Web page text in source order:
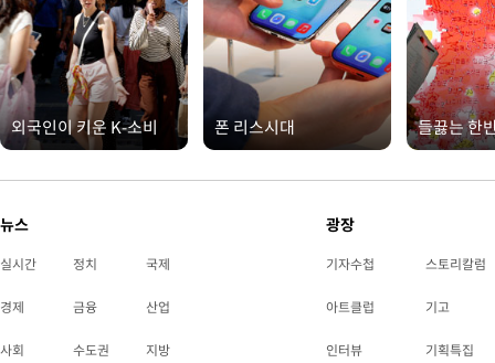
외국인이 키운 K-소비 폰 리스시대 들끓는 한
뉴스
실시간 정치 국제
경제 금융 산업
사회 수도권 지방
광장
기자수첩 스토리칼럼
아트클럽 기고
인터뷰 기획특집